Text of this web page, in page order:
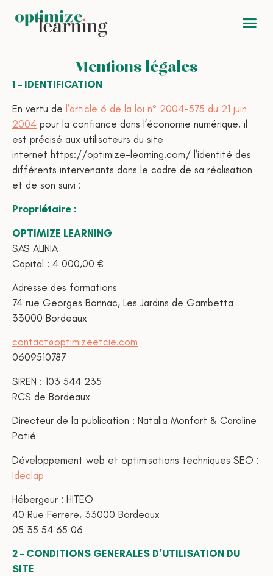
Mentions légales
1 – IDENTIFICATION
En vertu de l’article 6 de la loi n° 2004-575 du 21 juin
2004 pour la confiance dans l’économie numérique, il
est précisé aux utilisateurs du site
internet https://optimize-learning.com/ l’identité des
différents intervenants dans le cadre de sa réalisation
et de son suivi :
Propriétaire :
OPTIMIZE LEARNING
SAS ALINIA
Capital : 4 000,00 €
Adresse des formations
74 rue Georges Bonnac, Les Jardins de Gambetta
33000 Bordeaux
contact@optimizeetcie.com
0609510787
SIREN : 103 544 235
RCS de Bordeaux
Directeur de la publication : Natalia Monfort & Caroline
Potié
Développement web et optimisations techniques SEO :
Ideclap
Hébergeur : HITEO
40 Rue Ferrere, 33000 Bordeaux
05 35 54 65 06
2 – CONDITIONS GENERALES D’UTILISATION DU
SITE